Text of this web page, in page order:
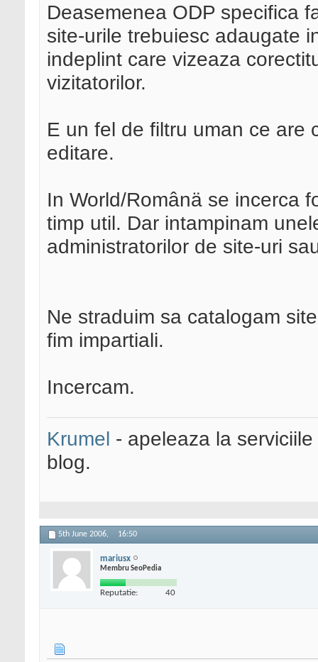
Deasemenea ODP specifica
site-urile trebuiesc adaugate
indeplint care vizeaza
vizitatorilor.
E un fel de filtru uman ce are
editare.
In World/Românä se incerca
timp util. Dar intampinam
administratorilor de site-uri
Ne straduim sa catalogam
fim impartiali.
Incercam.
Krumel - apeleaza la
blog.
5th June 2006, 16:50
mariusx
Membru SeoPedia
Reputatie: 40